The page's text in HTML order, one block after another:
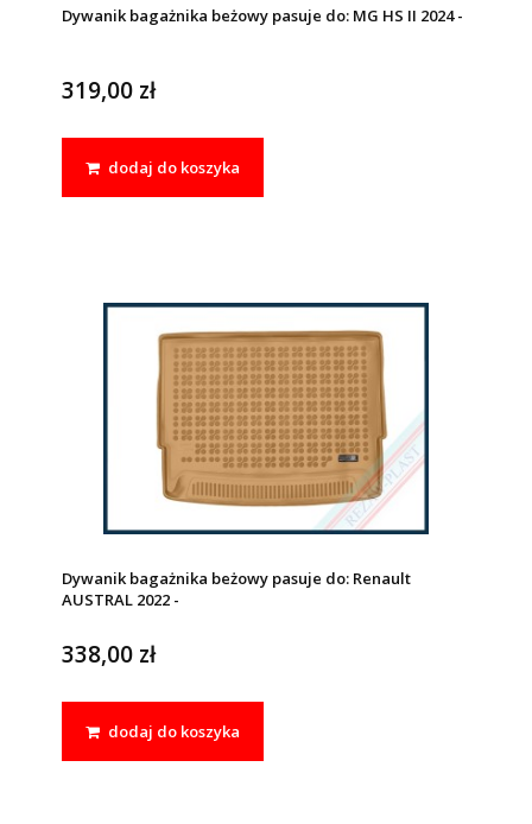
Dywanik bagażnika beżowy pasuje do: MG HS II 2024 -
319,00 zł
dodaj do koszyka
Dywanik bagażnika beżowy pasuje do: Renault
AUSTRAL 2022 -
338,00 zł
dodaj do koszyka